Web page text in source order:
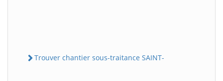
Trouver chantier sous-traitance SAINT-